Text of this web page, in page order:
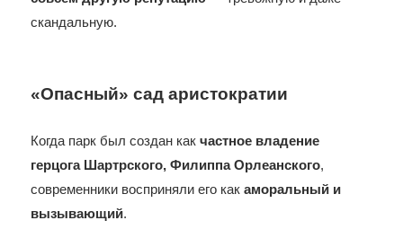
скандальную.
«Опасный» сад аристократии
Когда парк был создан какчастное владение
герцога Шартрского, Филиппа Орлеанского,
современники восприняли его какаморальный и
вызывающий.